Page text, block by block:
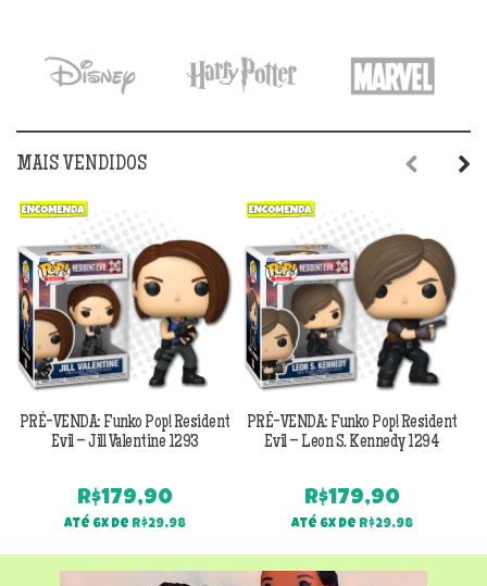
MAIS VENDIDOS
PRÉ-VENDA: Funko Pop! Resident
Evil – Jill Valentine 1293
R$179,90
Até 6x de R$29,98
PRÉ-VENDA: Funko Pop! Resident
Evil – Leon S. Kennedy 1294
R$179,90
Até 6x de R$29,98